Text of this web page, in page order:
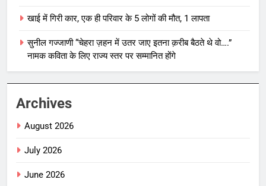
खाई में गिरी कार, एक ही परिवार के 5 लोगों की मौत, 1 लापता
सुनील गज्जाणी “चेहरा ज़हन में उतर जाए इतना क़रीब बैठते थे वो….”
नामक कविता के लिए राज्य स्तर पर सम्मानित होंगे
Archives
August 2026
July 2026
June 2026